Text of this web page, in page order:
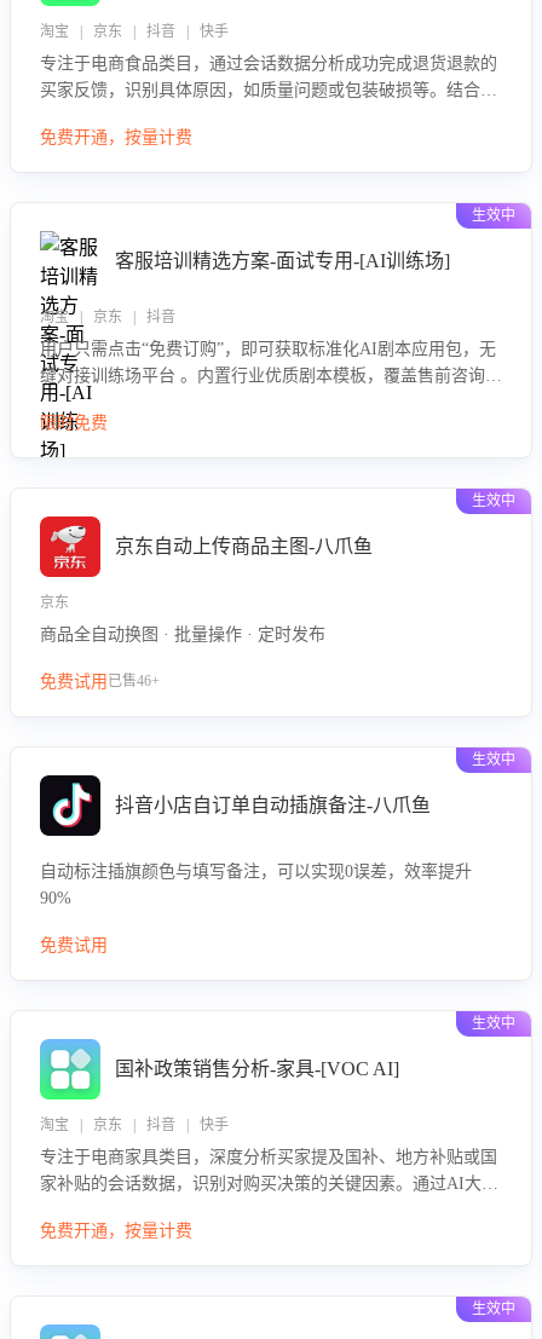
淘宝 | 京东 | 抖音 | 快手
专注于电商食品类目，通过会话数据分析成功完成退货退款的
买家反馈，识别具体原因，如质量问题或包装破损等。结合AI
低退款率，提升售后效率。
免费开通，按量计费
生效中
客服培训精选方案-面试专用-[AI训练场]
淘宝 | 京东 | 抖音
用户只需点击“免费订购”，即可获取标准化AI剧本应用包，无
缝对接训练场平台 。内置行业优质剧本模板，覆盖售前咨询、
售后处理等全场景，消除复杂部署流程，节省90%的初始化时
间，助力企业快速启动智能客服训练
限时免费
生效中
京东自动上传商品主图-八爪鱼
京东
商品全自动换图 · 批量操作 · 定时发布
免费试用 已售46+
生效中
抖音小店自订单自动插旗备注-八爪鱼
自动标注插旗颜色与填写备注，可以实现0误差，效率提升
90%
免费试用
生效中
国补政策销售分析-家具-[VOC AI]
淘宝 | 京东 | 抖音 | 快手
专注于电商家具类目，深度分析买家提及国补、地方补贴或国
家补贴的会话数据，识别对购买决策的关键因素。通过AI大模
略，助力商家利用国补政策提升GMV。
免费开通，按量计费
生效中